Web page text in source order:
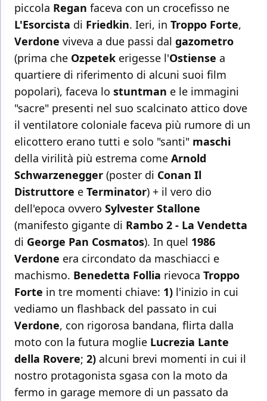
piccola Regan faceva con un crocefisso ne
L'Esorcista di Friedkin. Ieri, in Troppo Forte,
Verdone viveva a due passi dal gazometro
(prima che Ozpetek erigesse l'Ostiense a
quartiere di riferimento di alcuni suoi film
popolari), faceva lo stuntman e le immagini
"sacre" presenti nel suo scalcinato attico dove
il ventilatore coloniale faceva più rumore di un
elicottero erano tutti e solo "santi" maschi
della virilità più estrema come Arnold
Schwarzenegger (poster di Conan Il
Distruttore e Terminator) + il vero dio
dell'epoca ovvero Sylvester Stallone
(manifesto gigante di Rambo 2 - La Vendetta
di George Pan Cosmatos). In quel 1986
Verdone era circondato da maschiacci e
machismo. Benedetta Follia rievoca Troppo
Forte in tre momenti chiave: 1) l'inizio in cui
vediamo un flashback del passato in cui
Verdone, con rigorosa bandana, flirta dalla
moto con la futura moglie Lucrezia Lante
della Rovere; 2) alcuni brevi momenti in cui il
nostro protagonista sgasa con la moto da
fermo in garage memore di un passato da